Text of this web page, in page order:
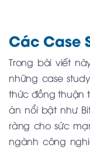
Các Case
Trong bài viết
những case
thức đồng thuận
án nổi bật như
ràng cho sức
ngành công